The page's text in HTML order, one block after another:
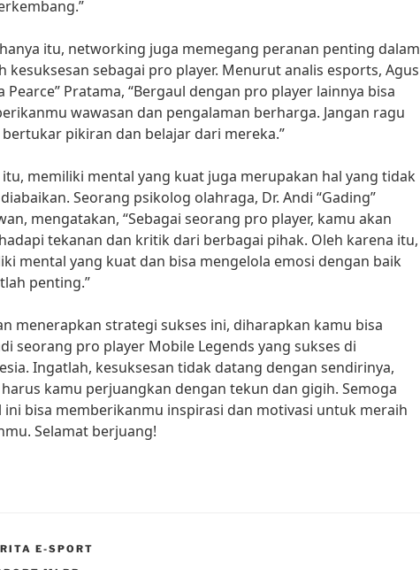
itu, networking juga memegang peranan penting dalam
kesuksesan sebagai pro player. Menurut analis esports, Agus
Pearce” Pratama, “Bergaul dengan pro player lainnya bisa
wawasan dan pengalaman berharga. Jangan ragu
pikiran dan belajar dari mereka.”
itu, memiliki mental yang kuat juga merupakan hal yang tidak
Seorang psikolog olahraga, Dr. Andi “Gading”
mengatakan, “Sebagai seorang pro player, kamu akan
tekanan dan kritik dari berbagai pihak. Oleh karena itu,
mental yang kuat dan bisa mengelola emosi dengan baik
penting.”
menerapkan strategi sukses ini, diharapkan kamu bisa
seorang pro player Mobile Legends yang sukses di
Ingatlah, kesuksesan tidak datang dengan sendirinya,
kamu perjuangkan dengan tekun dan gigih. Semoga
ini bisa memberikanmu inspirasi dan motivasi untuk meraih
Selamat berjuang!
E-SPORT